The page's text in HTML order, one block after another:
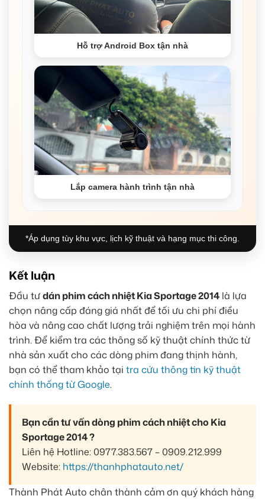
Hỗ trợ Android Box tận nhà
Lắp camera hành trình tận nhà
*Áp dụng tùy khu vực, lịch kỹ thuật và hạng mục thi công.
Kết luận
Đầu tưdán phim cách nhiệt Kia Sportage 2014 là lựa
chọn nâng cấp đáng giá nhất để tối ưu chi phí điều
hòa và nâng cao chất lượng trải nghiệm trên mọi hành
trình. Để kiểm tra các thông số kỹ thuật chính thức từ
nhà sản xuất cho các dòng phim đang thịnh hành,
bạn có thể tham khảo tại tra cứu thông tin kỹ thuật
chính thống từ Google.
Bạn cần tư vấn dòng phim cách nhiệt cho Kia
Sportage 2014 ?
Liên hệ Hotline: 0977.383.567 – 0909.212.999
Website: https://thanhphatauto.net/
Thành Phát Auto chân thành cảm ơn quý khách hàng